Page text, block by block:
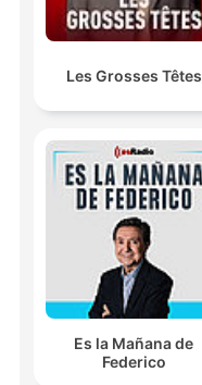
Les Grosses Têtes
Es la Mañana de
Federico